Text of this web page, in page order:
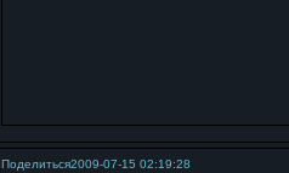
Поделиться2009-07-15 02:19:28